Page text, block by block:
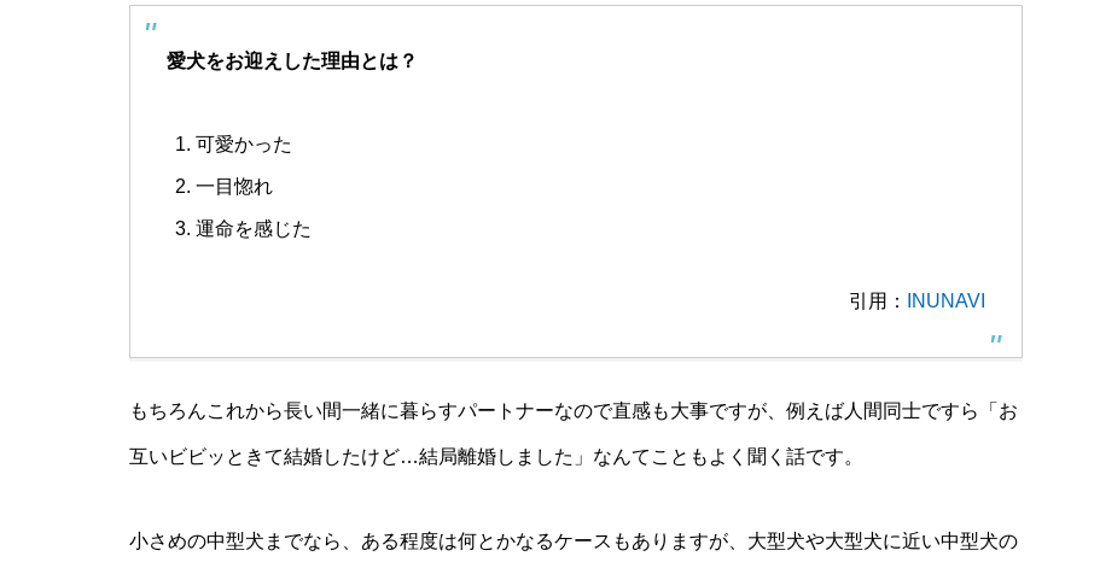
愛犬をお迎えした理由とは？
可愛かった
一目惚れ
運命を感じた
引用： INUNAVI
もちろんこれから長い間一緒に暮らすパートナーなので直感も大事ですが、例えば人間同士ですら「お
互いビビッときて結婚したけど…結局離婚しました」なんてこともよく聞く話です。
小さめの中型犬までなら、ある程度は何とかなるケースもありますが、大型犬や大型犬に近い中型犬の